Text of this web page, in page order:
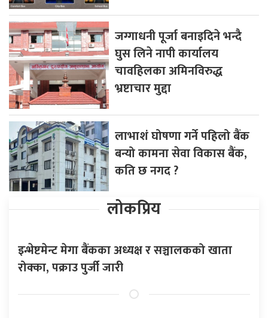
जग्गाधनी पूर्जा बनाइदिने भन्दै
घुस लिने नापी कार्यालय
चावहिलका अमिनविरुद्ध
भ्रष्टाचार मुद्दा
लाभाशं घोषणा गर्ने पहिलो बैंक
बन्यो कामना सेवा विकास बैंक,
कति छ नगद ?
लोकप्रिय
इन्भेष्टमेन्ट मेगा बैंकका अध्यक्ष र सञ्चालकको खाता
रोक्का, पक्राउ पुर्जी जारी